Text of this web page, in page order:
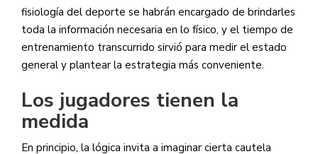
fisiología del deporte se habrán encargado de brindarles
toda la información necesaria en lo físico, y el tiempo de
entrenamiento transcurrido sirvió para medir el estado
general y plantear la estrategia más conveniente.
Los jugadores tienen la
medida
En principio, la lógica invita a imaginar cierta cautela